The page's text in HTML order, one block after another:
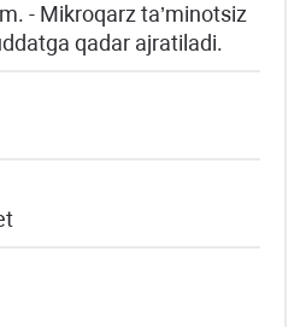
- Mikroqarz ta’minotsiz
qadar ajratiladi.